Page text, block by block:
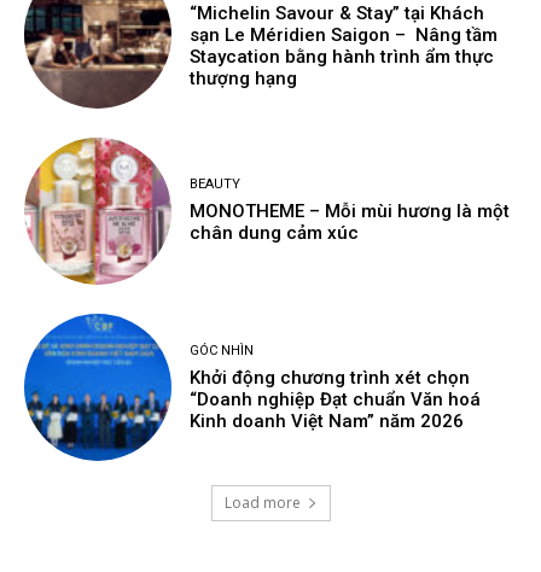
“Michelin Savour & Stay” tại Khách
sạn Le Méridien Saigon – Nâng tầm
Staycation bằng hành trình ẩm thực
thượng hạng
BEAUTY
MONOTHEME – Mỗi mùi hương là một
chân dung cảm xúc
GÓC NHÌN
Khởi động chương trình xét chọn
“Doanh nghiệp Đạt chuẩn Văn hoá
Kinh doanh Việt Nam” năm 2026
Load more